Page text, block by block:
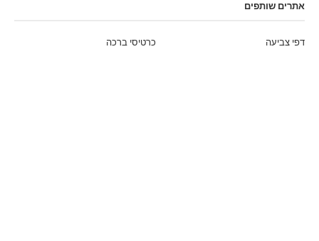
אתרים שותפים
כרטיסי ברכה דפי צביעה